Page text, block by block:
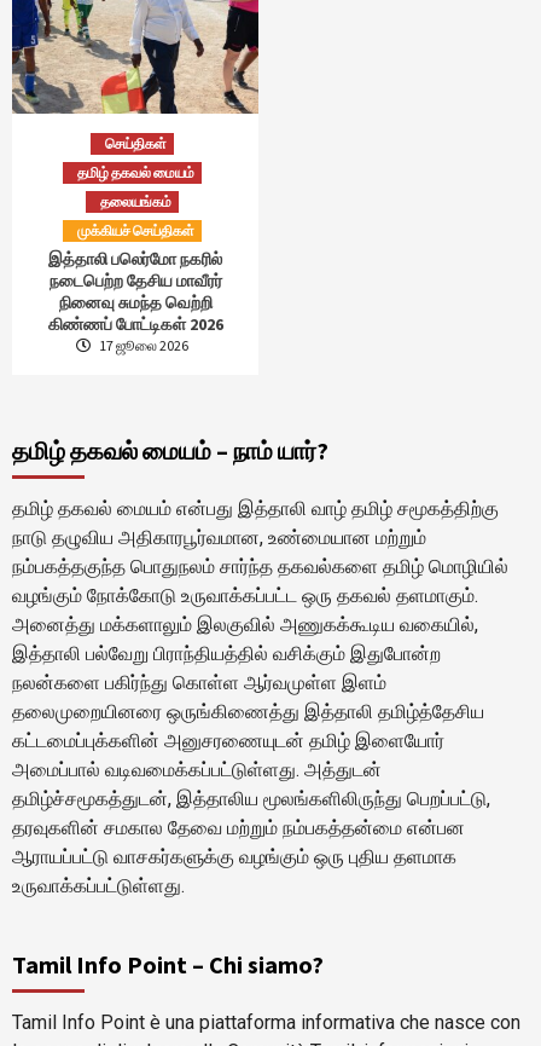
செய்திகள்
தமிழ் தகவல் மையம்
தலையங்கம்
முக்கியச் செய்திகள்
இத்தாலி பலெர்மோ நகரில்
நடைபெற்ற தேசிய மாவீரர்
நினைவு சுமந்த வெற்றி
கிண்ணப் போட்டிகள் 2026
17 ஜூலை 2026
தமிழ் தகவல் மையம் – நாம் யார்?
தமிழ் தகவல் மையம் என்பது இத்தாலி வாழ் தமிழ் சமூகத்திற்கு
நாடு தழுவிய அதிகாரபூர்வமான, உண்மையான மற்றும்
நம்பகத்தகுந்த பொதுநலம் சார்ந்த தகவல்களை தமிழ் மொழியில்
வழங்கும் நோக்கோடு உருவாக்கப்பட்ட ஒரு தகவல் தளமாகும்.
அனைத்து மக்களாலும் இலகுவில் அணுகக்கூடிய வகையில்,
இத்தாலி பல்வேறு பிராந்தியத்தில் வசிக்கும் இதுபோன்ற
நலன்களை பகிர்ந்து கொள்ள ஆர்வமுள்ள இளம்
தலைமுறையினரை ஒருங்கிணைத்து இத்தாலி தமிழ்த்தேசிய
கட்டமைப்புக்களின் அனுசரணையுடன் தமிழ் இளையோர்
அமைப்பால் வடிவமைக்கப்பட்டுள்ளது. அத்துடன்
தமிழ்ச்சமூகத்துடன், இத்தாலிய மூலங்களிலிருந்து பெறப்பட்டு,
தரவுகளின் சமகால தேவை மற்றும் நம்பகத்தன்மை என்பன
ஆராயப்பட்டு வாசகர்களுக்கு வழங்கும் ஒரு புதிய தளமாக
உருவாக்கப்பட்டுள்ளது.
Tamil Info Point – Chi siamo?
Tamil Info Point è una piattaforma informativa che nasce con